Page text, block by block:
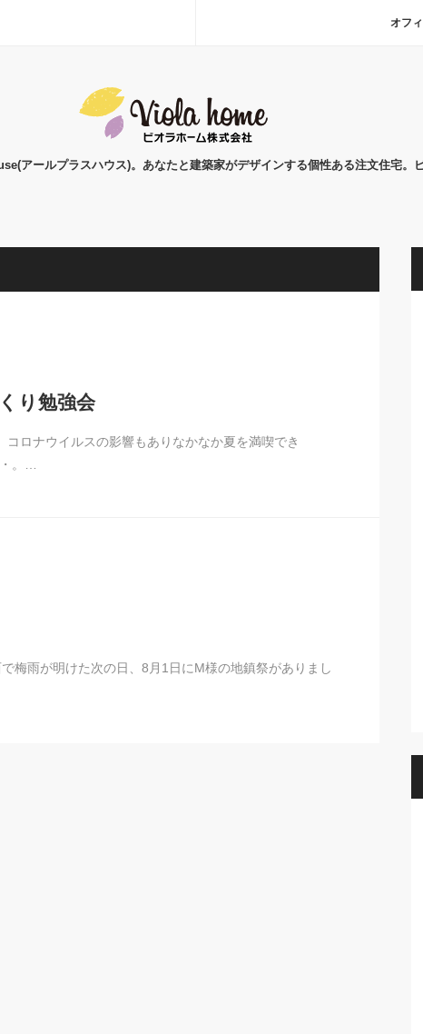
オフ
アールプラスハウス)。あなたと建築家がデザインする個性ある注文住宅。
り勉強会
ロナウイルスの影響もありなかなか夏を満喫でき
。…
梅雨が明けた次の日、8月1日にM様の地鎮祭がありまし